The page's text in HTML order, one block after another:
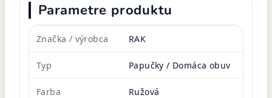
Parametre produktu
Značka / výrobca RAK
Typ Papučky / Domáca obuv
Farba Ružová